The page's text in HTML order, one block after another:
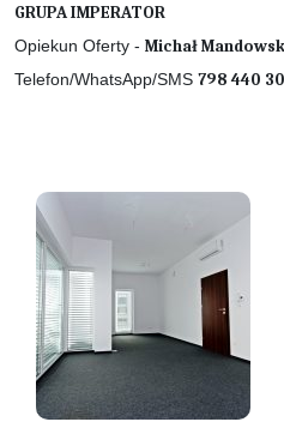
GRUPA IMPERATOR
Opiekun Oferty - Michał
Telefon/WhatsApp/SMS 798 440